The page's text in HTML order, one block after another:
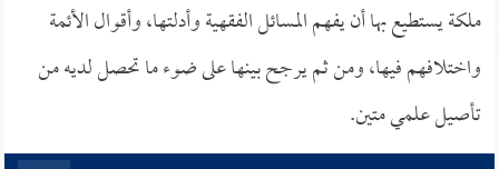
ملكة يستطيع بها أن يفهم المسائل الفقهية وأدلتها، وأقوال الأئمة
واختلافهم فيها، ومن ثم يرجح بينها على ضوء ما تحصل لديه من
تأصيل علمي متين.